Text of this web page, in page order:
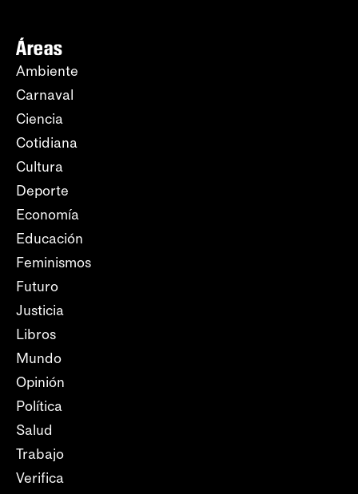
Áreas
Ambiente
Carnaval
Ciencia
Cotidiana
Cultura
Deporte
Economía
Educación
Feminismos
Futuro
Justicia
Libros
Mundo
Opinión
Política
Salud
Trabajo
Verifica